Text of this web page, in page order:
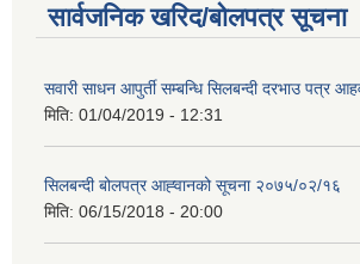
सार्वजनिक खरिद/बोलपत्र सूचना
सवारी साधन आपुर्ती सम्बन्धि सिलबन्दी दरभाउ पत्र
मिति: 01/04/2019 - 12:31
सिलबन्दी बोलपत्र आह्‍वानको सूचना २०७५/०२/१६
मिति: 06/15/2018 - 20:00